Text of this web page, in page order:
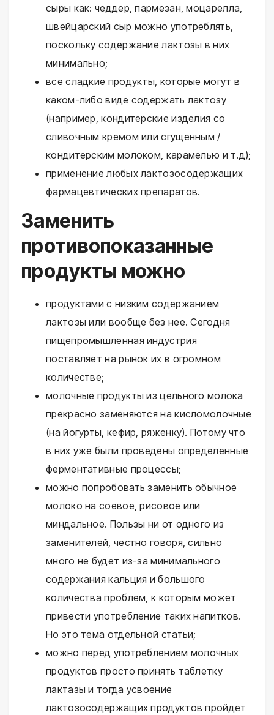
сыры как: чеддер, пармезан, моцарелла,
швейцарский сыр можно употреблять,
поскольку содержание лактозы в них
минимально;
все сладкие продукты, которые могут в
каком-либо виде содержать лактозу
(например, кондитерские изделия со
сливочным кремом или сгущенным /
кондитерским молоком, карамелью и т.д);
применение любых лактозосодержащих
фармацевтических препаратов.
Заменить
противопоказанные
продукты можно
продуктами с низким содержанием
лактозы или вообще без нее. Сегодня
пищепромышленная индустрия
поставляет на рынок их в огромном
количестве;
молочные продукты из цельного молока
прекрасно заменяются на кисломолочные
(на йогурты, кефир, ряженку). Потому что
в них уже были проведены определенные
ферментативные процессы;
можно попробовать заменить обычное
молоко на соевое, рисовое или
миндальное. Пользы ни от одного из
заменителей, честно говоря, сильно
много не будет из-за минимального
содержания кальция и большого
количества проблем, к которым может
привести употребление таких напитков.
Но это тема отдельной статьи;
можно перед употреблением молочных
продуктов просто принять таблетку
лактазы и тогда усвоение
лактозосодержащих продуктов пройдет